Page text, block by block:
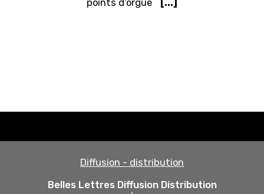
Diffusion - distribution
Belles Lettres Diffusion Distribution